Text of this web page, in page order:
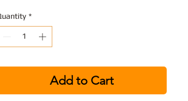
*
Add to Cart